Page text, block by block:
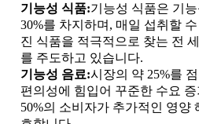
기능성 식품:기능성 식품은 기
30%를 차지하며, 매일 섭취할
진 식품을 적극적으로 찾는 전
를 주도하고 있습니다.
기능성 음료:시장의 약 25%를
편의성에 힘입어 꾸준한 수요
50%의 소비자가 추가적인 영양